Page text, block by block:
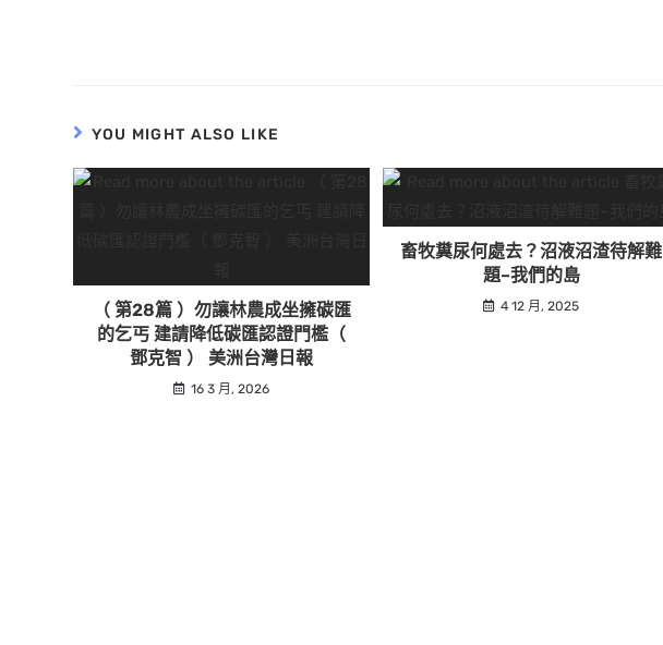
YOU MIGHT ALSO LIKE
（ 第28篇 ）勿讓林農成坐擁碳匯
的乞丐 建請降低碳匯認證門檻（
鄧克智 ） 美洲台灣日報
16 3 月, 2026
畜牧糞尿何處去？沼液沼渣待解難
題–我們的島
4 12 月, 2025